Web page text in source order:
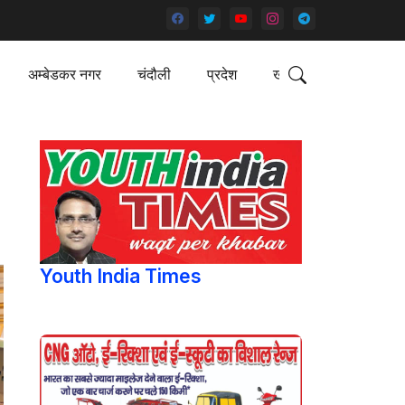
अम्बेडकर नगर चंदौली प्रदेश खेल
Youth India Times